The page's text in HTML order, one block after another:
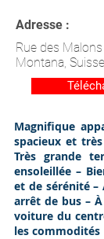
Adresse :
Rue des
Montana, Suisse
Magnifique
spacieux et
Très grande
ensoleillée –
et de sérénité –
arrêt de bus –
voiture du
les commodités